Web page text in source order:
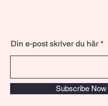
Din e-post skriver du här
Subscribe Now